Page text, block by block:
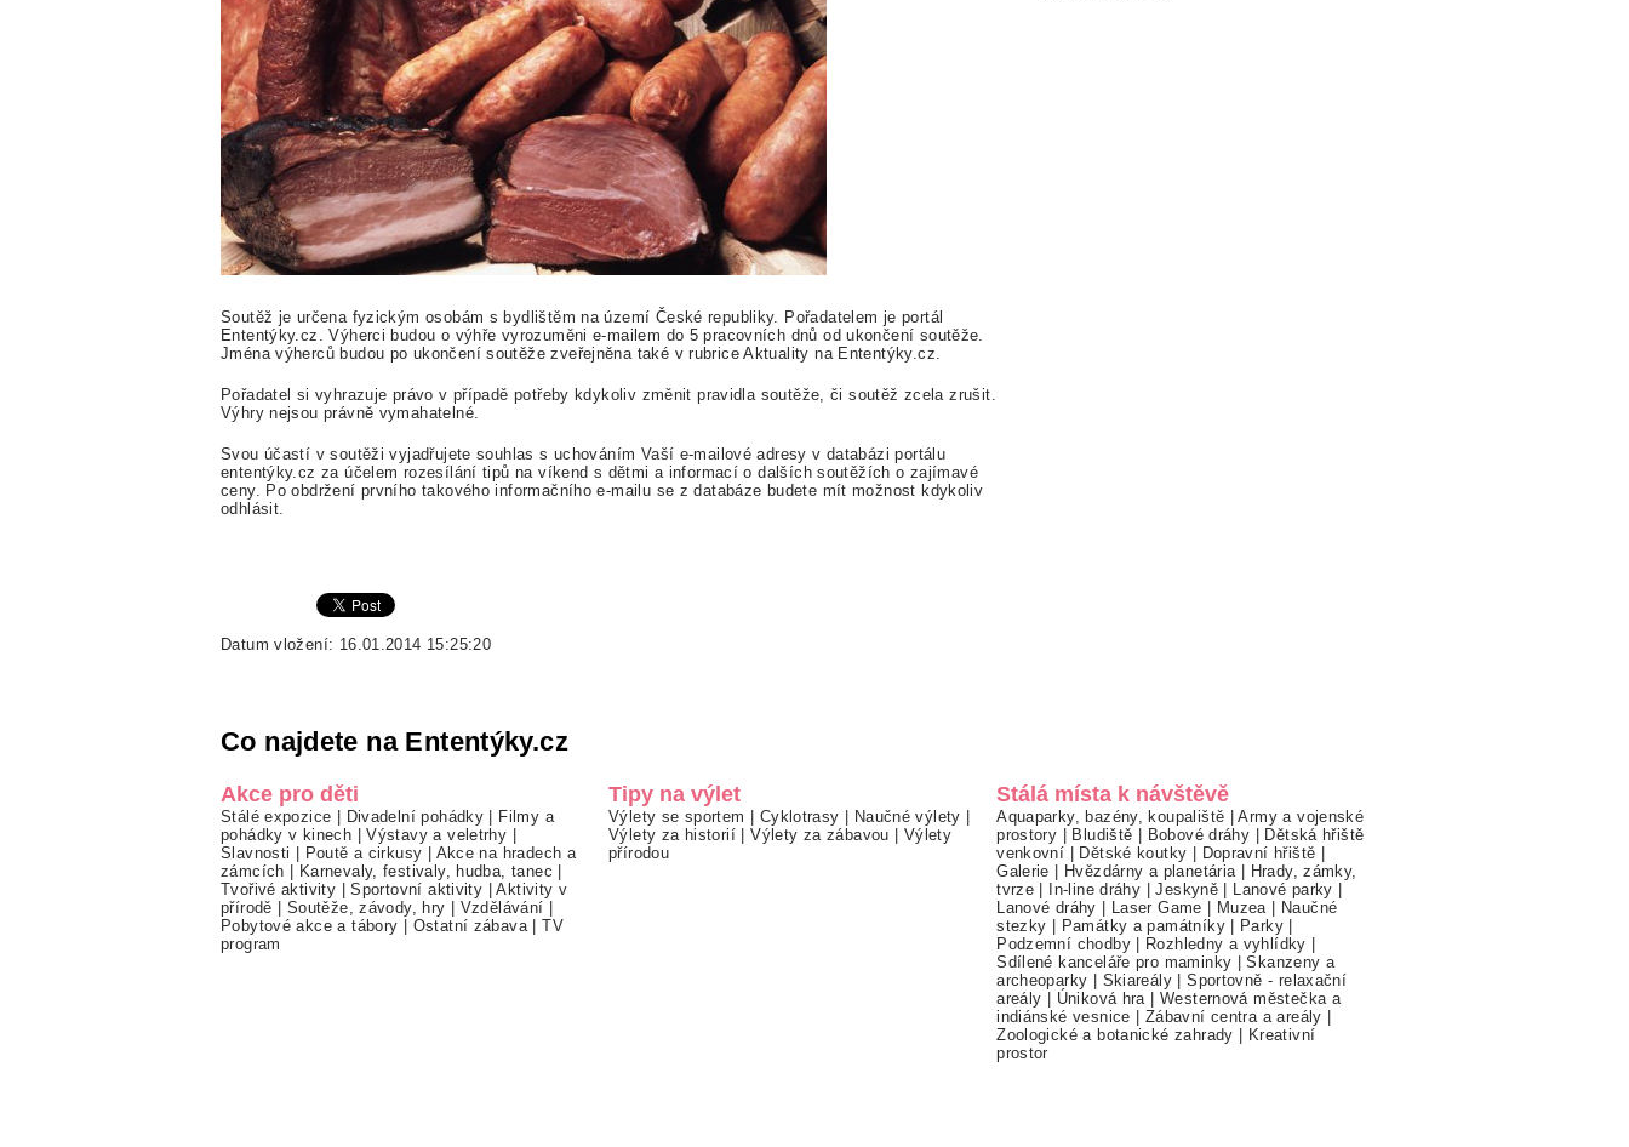
Soutěž je určena fyzickým osobám s bydlištěm na území České republiky. Pořadatelem je portál
Ententýky.cz. Výherci budou o výhře vyrozuměni e-mailem do 5 pracovních dnů od ukončení soutěže.
Jména výherců budou po ukončení soutěže zveřejněna také v rubrice Aktuality na Ententýky.cz.
Pořadatel si vyhrazuje právo v případě potřeby kdykoliv změnit pravidla soutěže, či soutěž zcela zrušit.
Výhry nejsou právně vymahatelné.
Svou účastí v soutěži vyjadřujete souhlas s uchováním Vaší e-mailové adresy v databázi portálu
ententýky.cz za účelem rozesílání tipů na víkend s dětmi a informací o dalších soutěžích o zajímavé
ceny. Po obdržení prvního takového informačního e-mailu se z databáze budete mít možnost kdykoliv
odhlásit.
Datum vložení: 16.01.2014 15:25:20
Co najdete na Ententýky.cz
Akce pro děti
Stálé expozice | Divadelní pohádky | Filmy a
pohádky v kinech |Výstavy a veletrhy |
Slavnosti | Poutě a cirkusy | Akce na hradech a
zámcích | Karnevaly, festivaly, hudba, tanec |
Tvořivé aktivity |Sportovní aktivity |Aktivity v
přírodě | Soutěže, závody, hry | Vzdělávání |
Pobytové akce a tábory | Ostatní zábava |TV
program
Tipy na výlet
Výlety se sportem | Cyklotrasy | Naučné výlety |
Výlety za historií |Výlety za zábavou | Výlety
přírodou
Stálá místa k návštěvě
Aquaparky, bazény, koupaliště |Army a vojenské
prostory | Bludiště | Bobové dráhy | Dětská hřiště
venkovní | Dětské koutky | Dopravní hřiště |
Galerie | Hvězdárny a planetária | Hrady, zámky,
tvrze | In-line dráhy |Jeskyně | Lanové parky |
Lanové dráhy | Laser Game | Muzea | Naučné
stezky | Památky a památníky| Parky |
Podzemní chodby| Rozhledny a vyhlídky |
Sdílené kanceláře pro maminky |Skanzeny a
archeoparky | Skiareály |Sportovně - relaxační
areály | Úniková hra |Westernová městečka a
indiánské vesnice | Zábavní centra a areály |
Zoologické a botanické zahrady | Kreativní
prostor